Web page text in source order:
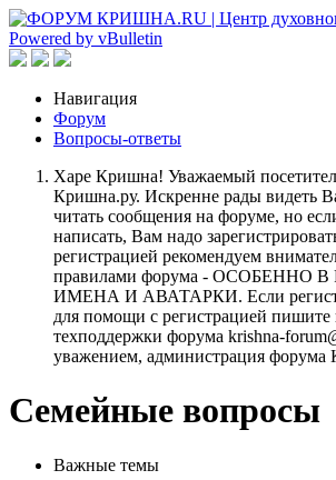
Навигация
Форум
Вопросы-ответы
Харе Кришна! Уважаемый
Кришна.ру. Искренне рады видеть
читать сообщения на форуме, но
написать, Вам надо
регистрацией рекомендуем
правилами форума - ОСОБЕННО
ИМЕНА И АВАТАРКИ. Если
для помощи с регистрацией пишите
техподдержки форума krishna-
уважением, администрация форума
Семейные вопросы
Важные темы